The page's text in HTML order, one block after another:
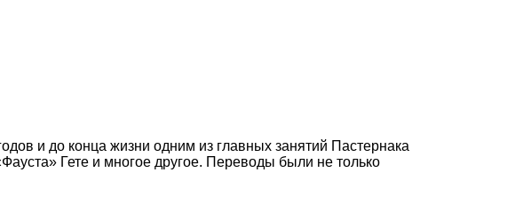
и до конца жизни одним из главных занятий Пастернака
Гете и многое другое. Переводы были не только